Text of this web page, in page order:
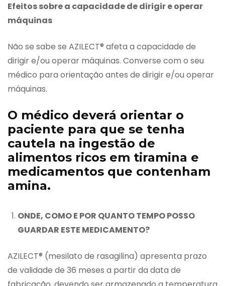
Efeitos sobre a capacidade de dirigir e operar
máquinas
Não se sabe se AZILECT® afeta a capacidade de
dirigir e/ou operar máquinas. Converse com o seu
médico para orientação antes de dirigir e/ou operar
máquinas.
O médico deverá orientar o
paciente para que se tenha
cautela na ingestão de
alimentos ricos em tiramina e
medicamentos que contenham
amina.
ONDE, COMO E POR QUANTO TEMPO POSSO
GUARDAR ESTE MEDICAMENTO?
AZILECT® (mesilato de rasagilina) apresenta prazo
de validade de 36 meses a partir da data de